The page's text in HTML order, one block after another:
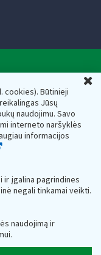
cookies). Būtinieji
Jūsų
naudojimu. Savo
interneto naršyklės
informacijos
ir įgalina pagrindines
negali tinkamai veikti.
naudojimą ir
el.paštas:
prie Lietuvos
Juridinių